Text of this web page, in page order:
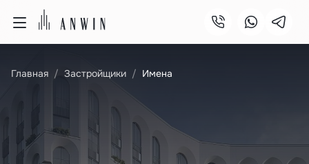
Главная Застройщики Имена